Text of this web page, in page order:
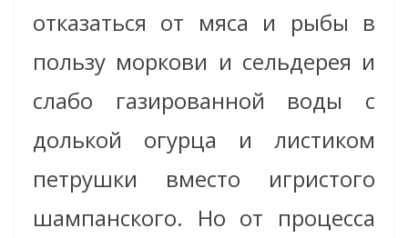
отказаться от мяса и рыбы в
пользу моркови и сельдерея и
слабо газированной воды с
долькой огурца и листиком
петрушки вместо игристого
шампанского. Но от процесса